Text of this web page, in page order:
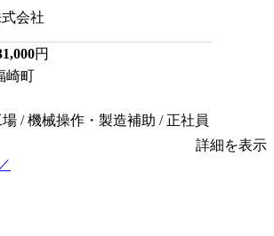
会社
円
崎町
/ 機械操作・製造補助 / 正社員
詳細を表示